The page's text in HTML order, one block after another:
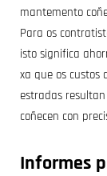
mantemento
Para os
isto significa
xa que os custos
estradas
coñecen con
Informes